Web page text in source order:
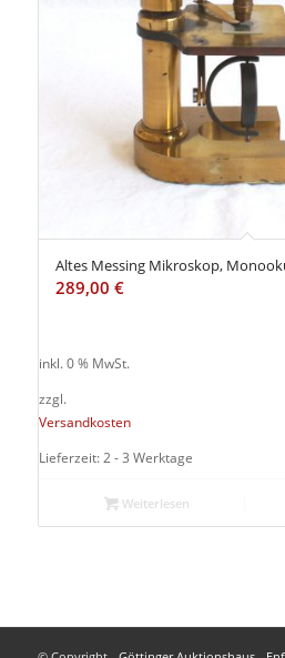
Altes Messing Mikroskop,
289,00 €
inkl. 0 % MwSt.
zzgl.
Versandkosten
Lieferzeit: 2 - 3 Werktage
Weiterlesen